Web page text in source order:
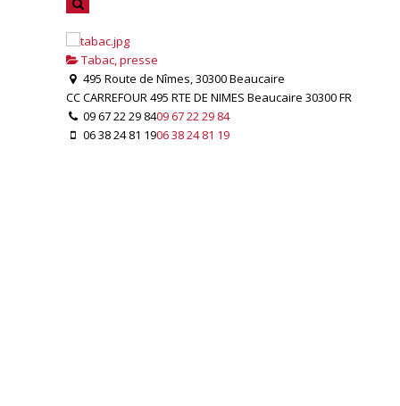
Tabac, presse
495 Route de Nîmes, 30300 Beaucaire
CC CARREFOUR 495 RTE DE NIMES Beaucaire 30300FR
09 67 22 29 8409 67 22 29 84
06 38 24 81 1906 38 24 81 19